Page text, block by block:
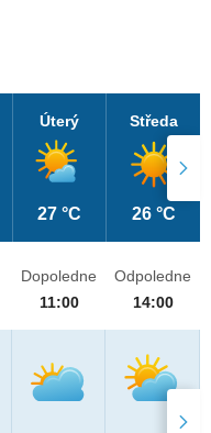
Úterý
27 °C
Středa
26 °C
Dopoledne
11:00
Odpoledne
14:00